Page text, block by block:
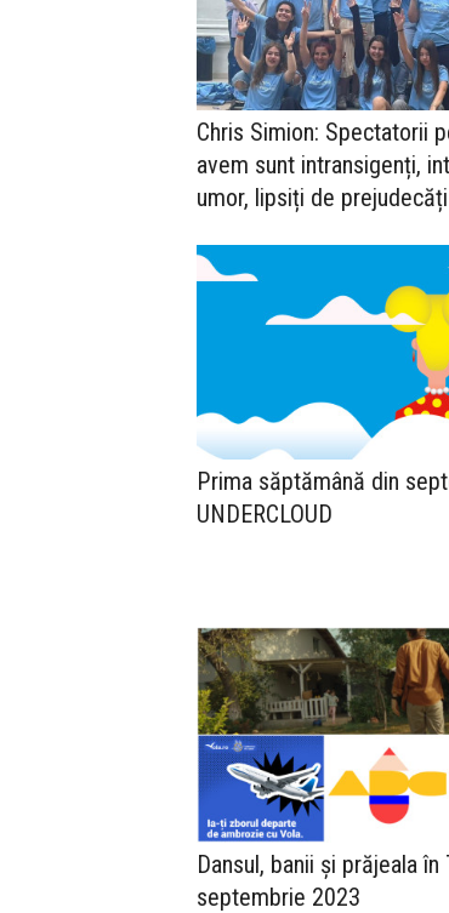
Chris Simion: Spectatorii
avem sunt intransigenți,
umor, lipsiți de prejudecăți
Prima săptămână din
UNDERCLOUD
Dansul, banii și prăjeala în
septembrie 2023